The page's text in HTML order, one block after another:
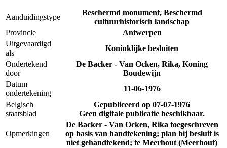
Aanduidingstype
Beschermd monument, Beschermd
cultuurhistorisch landschap
Provincie
Antwerpen
Uitgevaardigd
als
Koninklijke besluiten
Ondertekend
door
De Backer - Van Ocken, Rika, Koning
Boudewijn
Datum
ondertekening
11-06-1976
Belgisch
staatsblad
Gepubliceerd op 07-07-1976
Geen digitale publicatie beschikbaar.
Opmerkingen
De Backer - Van Ocken, Rika toegeschreven
op basis van handtekening; plan bij besluit is
niet gehandtekend; te Meerhout (Meerhout)